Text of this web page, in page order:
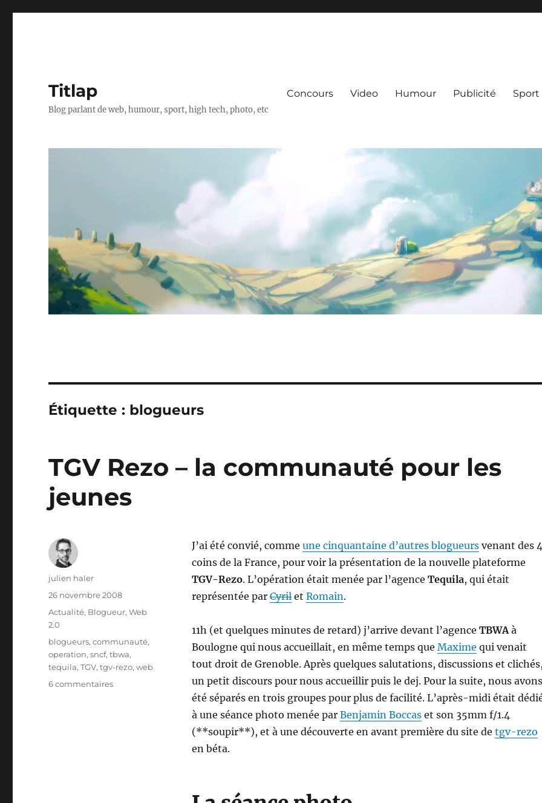
Titlap
Blog parlant de web, humour, sport, high tech, photo, etc
Concours Video Humour Publicité Sport
Étiquette : blogueurs
TGV Rezo – la communauté pour les
jeunes
J’ai été convié, comme une cinquantaine d’autres blogueursvenant des 4
coins de la France, pour voir la présentation de la nouvelle plateforme
TGV-Rezo. L’opération était menée par l’agence Tequila, qui était
représentée par Cyrilet Romain.
11h (et quelques minutes de retard) j’arrive devant l’agence TBWAà
Boulogne qui nous accueillait, en même temps que Maxime qui venait
tout droit de Grenoble. Après quelques salutations, discussions et clichés,
un petit discours pour nous accueillir puis le dej. Pour la suite, nous avons
été séparés en trois groupes pour plus de facilité. L’après-midi était
à une séance photo menée par Benjamin Boccaset son 35mm f/1.4
(**soupir**), et à une découverte en avant première du site de tgv-rezo
en béta.
Auteur
julien haler
Publié
26 novembre 2008
Catégories
Actualité, Blogueur,Web
2.0
Étiquettes
blogueurs,communauté,
operation,sncf,tbwa,
tequila,TGV,tgv-rezo,web
6 commentairessur